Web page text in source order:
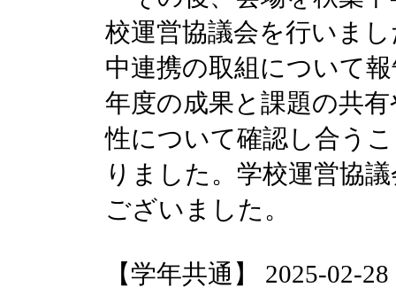
校運営協議会を行いま
中連携の取組について
年度の成果と課題の共
性について確認し合う
りました。学校運営協
ございました。
【学年共通】 2025-02-